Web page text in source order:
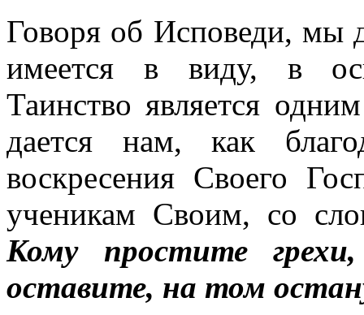
Говоря об Исповеди, мы
имеется в виду, в
Таинство является
дается нам, как
воскресения Своего
ученикам Своим, со
Кому простите
оставите, на том